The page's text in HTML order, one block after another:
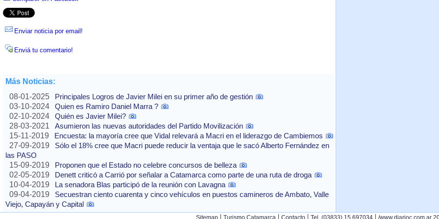
Enviar noticia por email!
Enviá tu comentario!
Más Noticias:
08-01-2025
Principales Logros de Javier Milei en su primer año de gestión
03-10-2024
Quien es Ramiro Daniel Marra ?
02-10-2024
Quién es Javier Milei?
28-03-2021
Asumieron las nuevas autoridades del Partido Movilización
15-11-2019
Encuesta: la mayoría cree que Vidal relevará a Macri en el liderazgo de Cambiemos
27-09-2019
Sólo el 18% cree que Macri puede reducir la ventaja que le sacó Alberto Fernández en
las PASO
15-09-2019
Proponen que el Estado no celebre concursos de belleza
02-05-2019
Denett criticó a Carrió por señalar a Catamarca como parte de una ruta de droga
10-04-2019
La senadora Blas participó de la reunión con Lavagna
09-04-2019
Secuestran ciento cuarenta y cinco vehículos en puestos camineros de Ambato, Valle
Viejo, Capayán y Capital
Sitemap | Turismo Catamarca | Contacto | Tel. (03833) 15 697034 | /www.diarioc.com.ar